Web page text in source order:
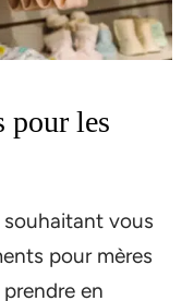
pour les
vous
pour mères
en